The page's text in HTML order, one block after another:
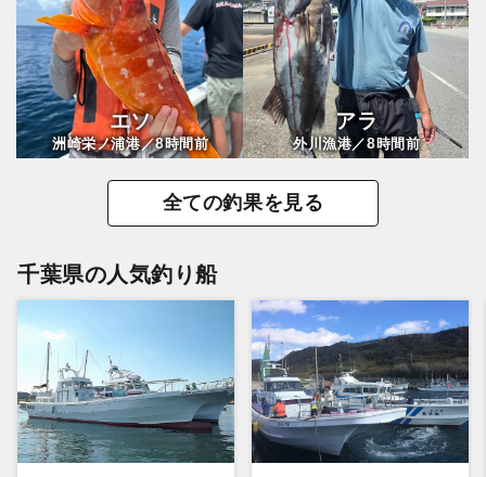
エソ
洲崎栄ノ浦港／8時間前
アラ
外川漁港／8時間前
全ての釣果を見る
千葉県の人気釣り船